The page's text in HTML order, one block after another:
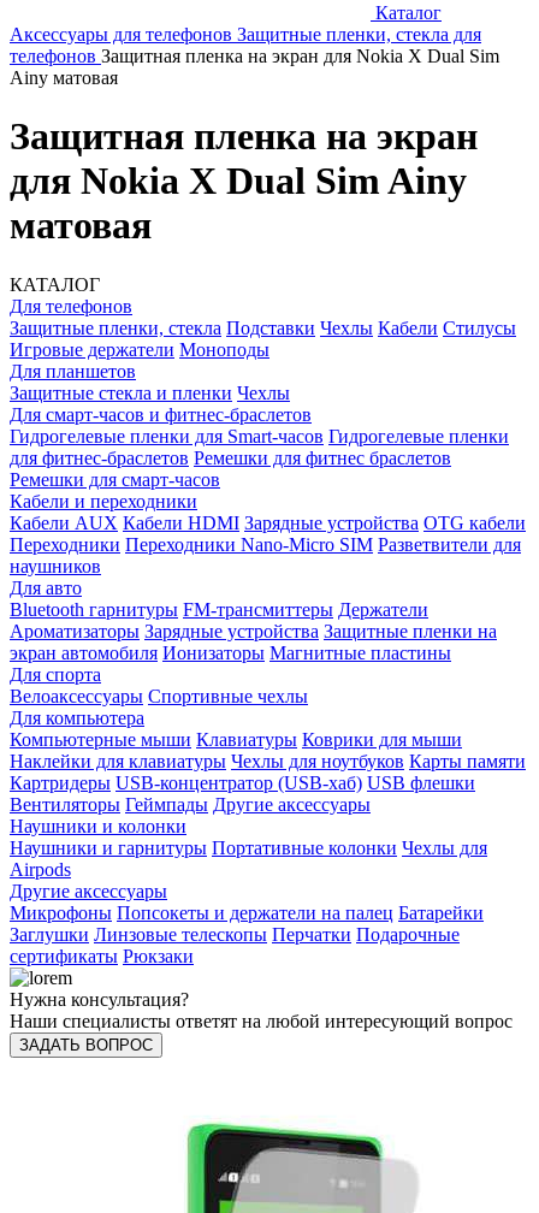
Каталог
Аксессуары для телефонов Защитные пленки, стекла для
телефонов Защитная пленка на экран для Nokia X Dual Sim
Ainy матовая
Защитная пленка на экран
для Nokia X Dual Sim Ainy
матовая
КАТАЛОГ
Для телефонов
Защитные пленки, стекла Подставки Чехлы Кабели Стилусы
Игровые держатели Моноподы
Для планшетов
Защитные стекла и пленки Чехлы
Для смарт-часов и фитнес-браслетов
Гидрогелевые пленки для Smart-часов Гидрогелевые пленки
для фитнес-браслетов Ремешки для фитнес браслетов
Ремешки для смарт-часов
Кабели и переходники
Кабели AUX Кабели HDMI Зарядные устройства OTG кабели
Переходники Переходники Nano-Micro SIM Разветвители для
наушников
Для авто
Bluetooth гарнитуры FM-трансмиттеры Держатели
Ароматизаторы Зарядные устройства Защитные пленки на
экран автомобиля Ионизаторы Магнитные пластины
Для спорта
Велоаксессуары Спортивные чехлы
Для компьютера
Компьютерные мыши Клавиатуры Коврики для мыши
Наклейки для клавиатуры Чехлы для ноутбуков Карты памяти
Картридеры USB-концентратор (USB-хаб) USB флешки
Вентиляторы Геймпады Другие аксессуары
Наушники и колонки
Наушники и гарнитуры Портативные колонки Чехлы для
Airpods
Другие аксессуары
Микрофоны Попсокеты и держатели на палец Батарейки
Заглушки Линзовые телескопы Перчатки Подарочные
сертификаты Рюкзаки
Нужна консультация?
Наши специалисты ответят на любой интересующий вопрос
ЗАДАТЬ ВОПРОС